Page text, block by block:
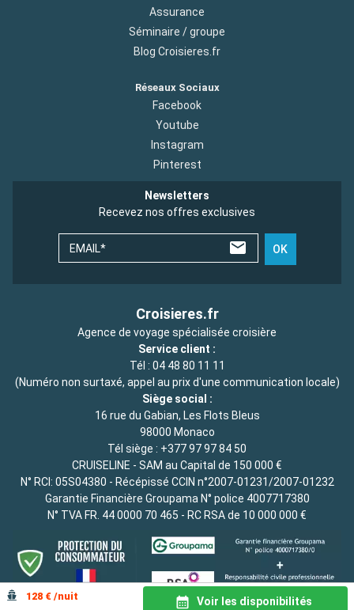
128 € /nuit Voir les disponibilités
Assurance
Séminaire / groupe
Blog Croisieres.fr
Réseaux Sociaux
Facebook
Youtube
Instagram
Pinterest
Newsletters
Recevez nos offres exclusives
EMAIL* OK
Croisieres.fr
Agence de voyage spécialisée croisière
Service client :
Tél : 04 48 80 11 11
(Numéro non surtaxé, appel au prix d'une communication locale)
Siège social :
16 rue du Gabian, Les Flots Bleus
98000 Monaco
Tél siège : +377 97 97 84 50
CRUISELINE - SAM au Capital de 150 000 €
N° RCI: 05S04380 - Récépissé CCIN n°2007-01231/2007-01232
Garantie Financière Groupama N° police 4007717380
N° TVA FR. 44 0000 70 465 - RC RSA de 10 000 000 €